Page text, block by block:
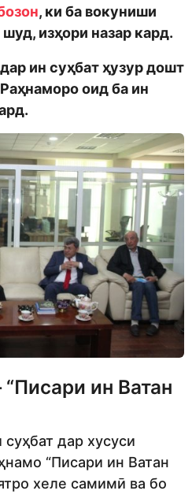
, ки ба вокуниши
изҳори назар кард.
ин суҳбат ҳузур дошт
оид ба ин
ин Ватан
дар хусуси
“Писари ин Ватан
хеле самимӣ ва бо